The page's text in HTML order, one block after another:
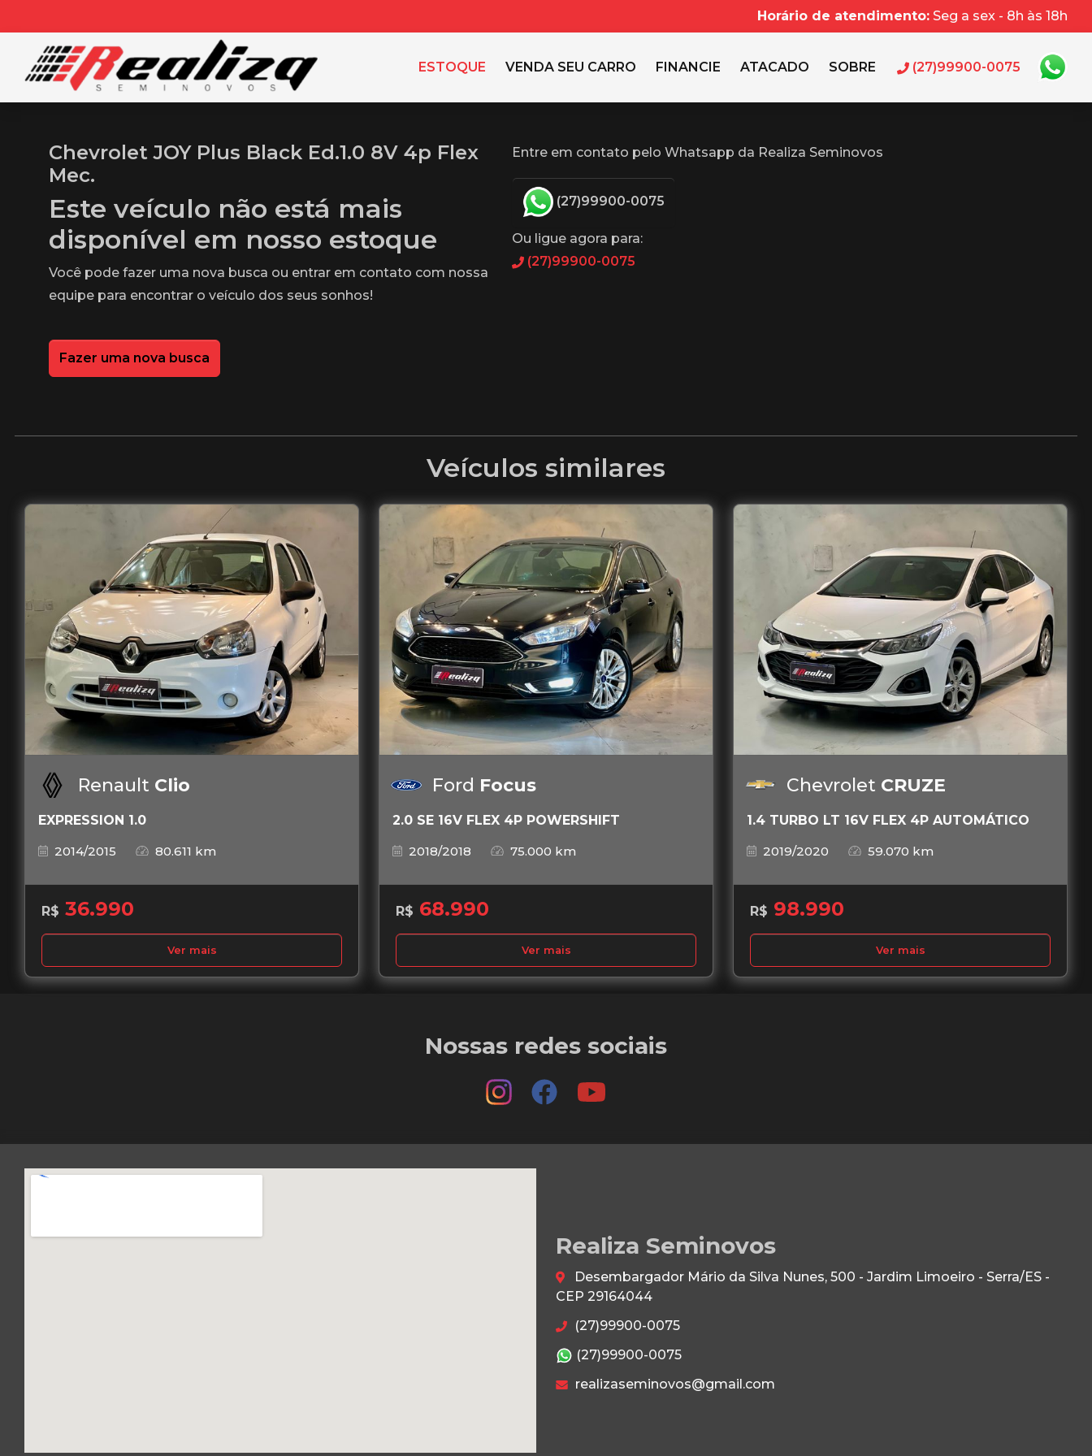
Horário de atendimento: Seg a sex - 8h às 18h
ESTOQUE VENDA SEU CARRO FINANCIE ATACADO SOBRE (27)99900-0075
Chevrolet JOY Plus Black Ed.1.0 8V 4p Flex
Mec.
Este veículo não está mais
disponível em nosso estoque
Você pode fazer uma nova busca ou entrar em contato com nossa
equipe para encontrar o veículo dos seus sonhos!
Fazer uma nova busca
Entre em contato pelo Whatsapp da Realiza Seminovos
(27)99900-0075
Ou ligue agora para:
(27)99900-0075
Veículos similares
Renault Clio
EXPRESSION 1.0
2014/2015
80.611 km
R$ 36.990
Ver mais
Ford Focus
2.0 SE 16V FLEX 4P POWERSHIFT
2018/2018
75.000 km
R$ 68.990
Ver mais
Chevrolet CRUZE
1.4 TURBO LT 16V FLEX 4P AUTOMÁTICO
2019/2020
59.070 km
R$ 98.990
Ver mais
Nossas redes sociais
Realiza Seminovos
Desembargador Mário da Silva Nunes, 500 - Jardim Limoeiro - Serra/ES -
CEP 29164044
(27)99900-0075
(27)99900-0075
realizaseminovos@gmail.com